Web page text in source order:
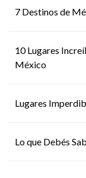
7 Destinos de
10 Lugares
México
Lugares
Lo que Debés